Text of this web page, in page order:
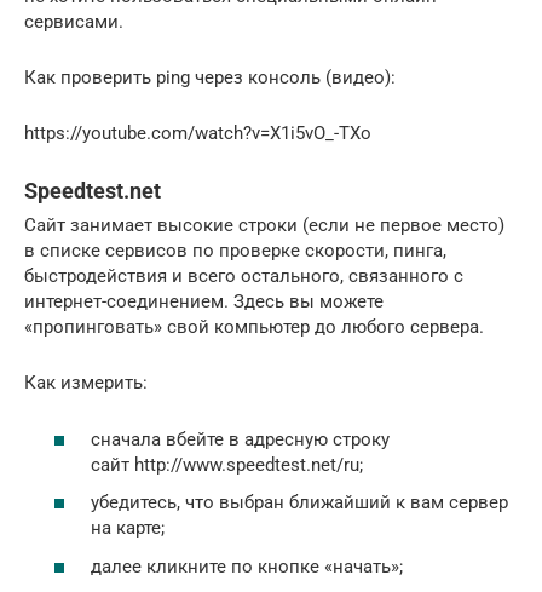
сервисами.
Как проверить ping через консоль (видео):
https://youtube.com/watch?v=X1i5vO_-TXo
Speedtest.net
Сайт занимает высокие строки (если не первое место)
в списке сервисов по проверке скорости, пинга,
быстродействия и всего остального, связанного с
интернет-соединением. Здесь вы можете
«пропинговать» свой компьютер до любого сервера.
Как измерить:
сначала вбейте в адресную строку
сайт http://www.speedtest.net/ru;
убедитесь, что выбран ближайший к вам сервер
на карте;
далее кликните по кнопке «начать»;